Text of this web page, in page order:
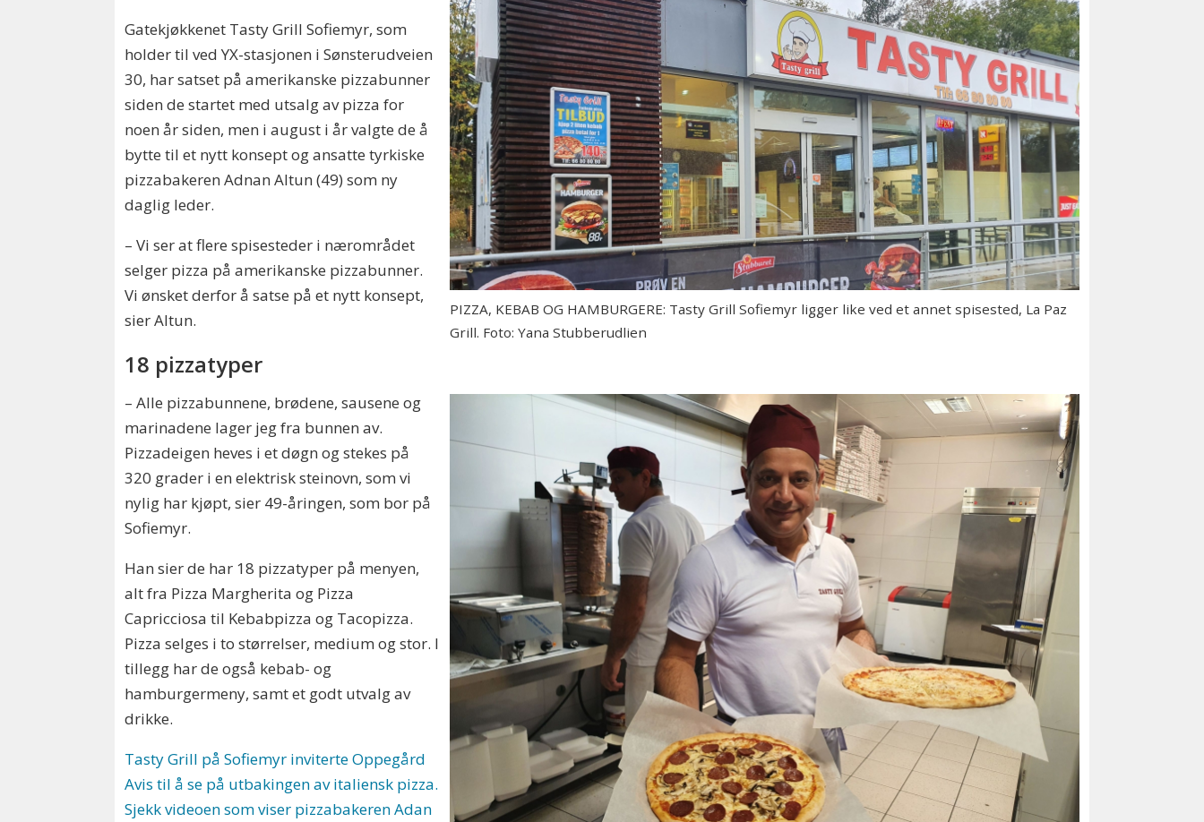
PIZZA, KEBAB OG HAMBURGERE: Tasty Grill Sofiemyr ligger like ved et annet spisested, La Paz
Grill. Foto: Yana Stubberudlien
Gatekjøkkenet Tasty Grill Sofiemyr, som
holder til ved YX-stasjonen i Sønsterudveien
30, har satset på amerikanske pizzabunner
siden de startet med utsalg av pizza for
noen år siden, men i august i år valgte de å
bytte til et nytt konsept og ansatte tyrkiske
pizzabakeren Adnan Altun (49) som ny
daglig leder.
– Vi ser at flere spisesteder i nærområdet
selger pizza på amerikanske pizzabunner.
Vi ønsket derfor å satse på et nytt konsept,
sier Altun.
18 pizzatyper
– Alle pizzabunnene, brødene, sausene og
marinadene lager jeg fra bunnen av.
Pizzadeigen heves i et døgn og stekes på
320 grader i en elektrisk steinovn, som vi
nylig har kjøpt, sier 49-åringen, som bor på
Sofiemyr.
Han sier de har 18 pizzatyper på menyen,
alt fra Pizza Margherita og Pizza
Capricciosa til Kebabpizza og Tacopizza.
Pizza selges i to størrelser, medium og stor. I
tillegg har de også kebab- og
hamburgermeny, samt et godt utvalg av
drikke.
Tasty Grill på Sofiemyr inviterte Oppegård
Avis til å se på utbakingen av italiensk pizza.
Sjekk videoen som viser pizzabakeren Adan